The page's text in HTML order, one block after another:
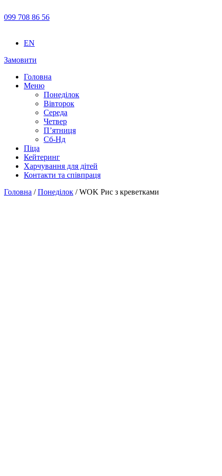
099 708 86 56
EN
Замовити
Головна
Меню
Понеділок
Вівторок
Середа
Четвер
П’ятниця
Сб-Нд
Піца
Кейтеринг
Харчування для дітей
Контакти та співпраця
Головна /Понеділок / WOK Рис з креветками